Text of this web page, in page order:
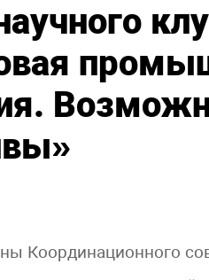
Координационного